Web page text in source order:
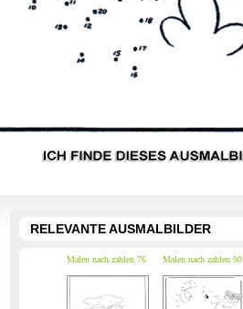
RELEVANTE AUSMALBILDER
Malen nach zahlen 76 Malen nach zahlen 90